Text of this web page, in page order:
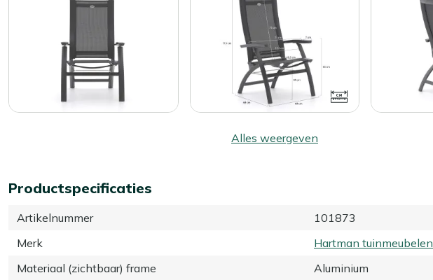
Alles weergeven
Productspecificaties
Artikelnummer
101873
Merk
Hartman tuinmeubelen
Materiaal (zichtbaar) frame
Aluminium